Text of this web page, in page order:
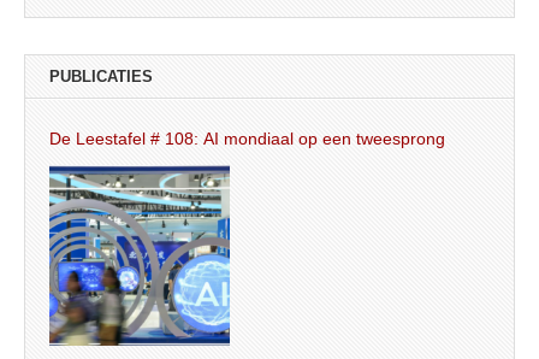
PUBLICATIES
De Leestafel # 108: AI mondiaal op een tweesprong